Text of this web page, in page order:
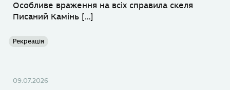
Особливе враження на всіх справила скеля
Писаний Камінь […]
Рекреація
09.07.2026